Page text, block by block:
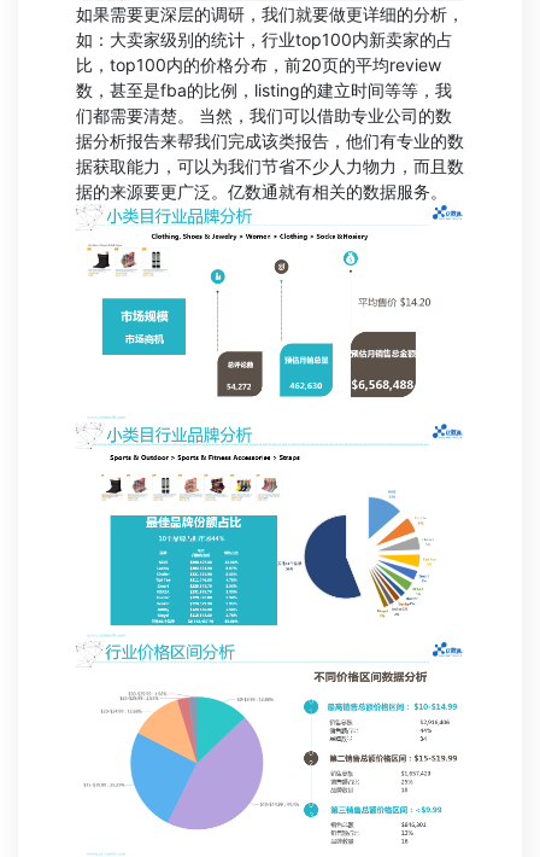
如果需要更深层的调研，我们就要做更详细的分析，
如：大卖家级别的统计，行业top100内新卖家的占
比，top100内的价格分布，前20页的平均review
数，甚至是fba的比例，listing的建立时间等等，我
们都需要清楚。 当然，我们可以借助专业公司的数
据分析报告来帮我们完成该类报告，他们有专业的数
据获取能力，可以为我们节省不少人力物力，而且数
据的来源要更广泛。亿数通就有相关的数据服务。